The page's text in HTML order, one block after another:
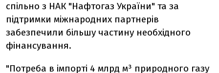
спільно з НАК "Нафтогаз України" та за
підтримки міжнародних партнерів
забезпечили більшу частину необхідного
фінансування.
"Потреба в імпорті 4 млрд м³ природного газу